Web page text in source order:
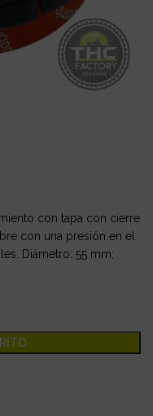
con tapa con cierre
con una presión en el
Diámetro: 55 mm;